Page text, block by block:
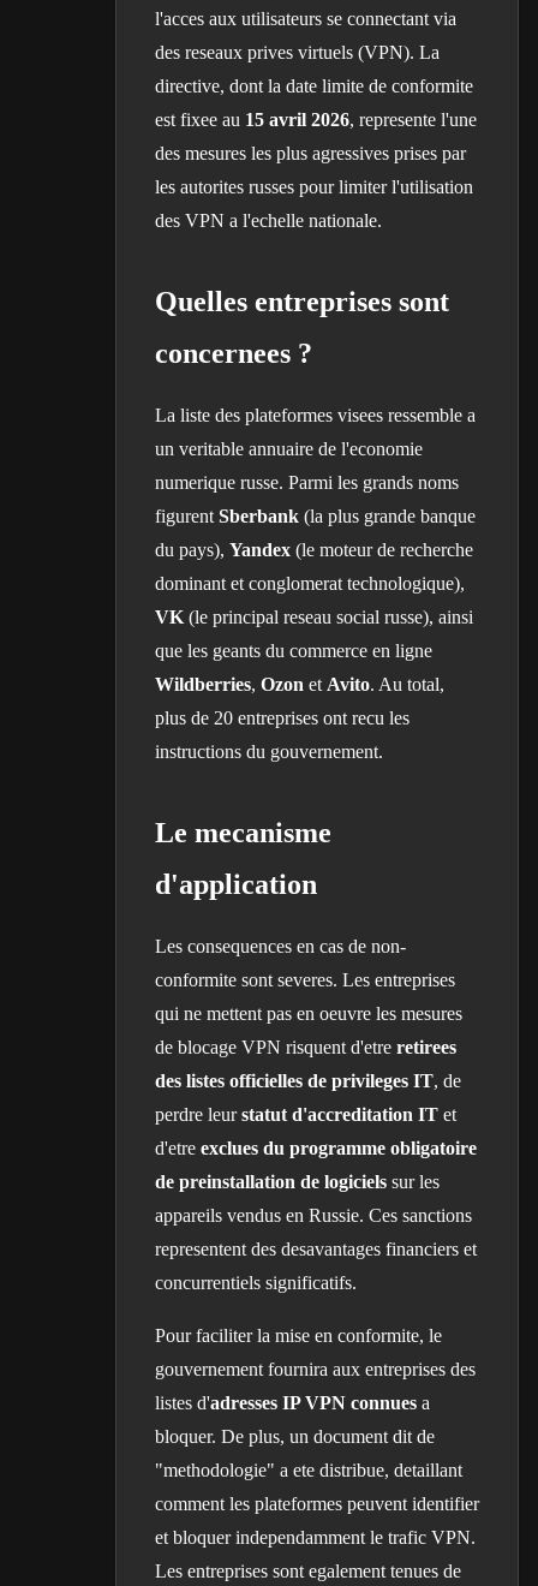
l'acces aux utilisateurs se connectant via
des reseaux prives virtuels (VPN). La
directive, dont la date limite de conformite
est fixee au 15 avril 2026, represente l'une
des mesures les plus agressives prises par
les autorites russes pour limiter l'utilisation
des VPN a l'echelle nationale.
Quelles entreprises sont
concernees ?
La liste des plateformes visees ressemble a
un veritable annuaire de l'economie
numerique russe. Parmi les grands noms
figurent Sberbank (la plus grande banque
du pays), Yandex (le moteur de recherche
dominant et conglomerat technologique),
VK (le principal reseau social russe), ainsi
que les geants du commerce en ligne
Wildberries, Ozon et Avito. Au total,
plus de 20 entreprises ont recu les
instructions du gouvernement.
Le mecanisme
d'application
Les consequences en cas de non-
conformite sont severes. Les entreprises
qui ne mettent pas en oeuvre les mesures
de blocage VPN risquent d'etre retirees
des listes officielles de privileges IT, de
perdre leurstatut d'accreditation IT et
d'etre exclues du programme obligatoire
de preinstallation de logiciels sur les
appareils vendus en Russie. Ces sanctions
representent des desavantages financiers et
concurrentiels significatifs.
Pour faciliter la mise en conformite, le
gouvernement fournira aux entreprises des
listes d'adresses IP VPN connues a
bloquer. De plus, un document dit de
"methodologie" a ete distribue, detaillant
comment les plateformes peuvent identifier
et bloquer independamment le trafic VPN.
Les entreprises sont egalement tenues de